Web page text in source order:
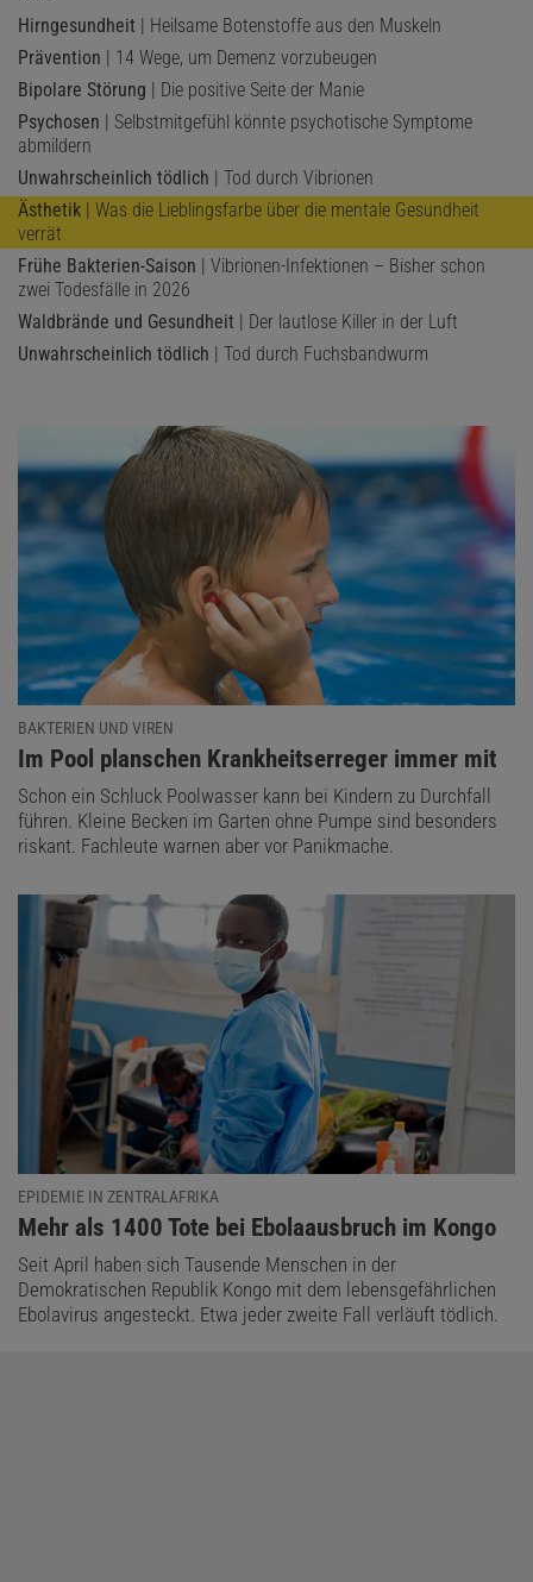
Hirngesundheit | Heilsame Botenstoffe aus den Muskeln
Prävention | 14 Wege, um Demenz vorzubeugen
Bipolare Störung | Die positive Seite der Manie
Psychosen | Selbstmitgefühl könnte psychotische Symptome
abmildern
Unwahrscheinlich tödlich | Tod durch Vibrionen
Ästhetik | Was die Lieblingsfarbe über die mentale Gesundheit
verrät
Frühe Bakterien-Saison | Vibrionen-Infektionen – Bisher schon
zwei Todesfälle in 2026
Waldbrände und Gesundheit | Der lautlose Killer in der Luft
Unwahrscheinlich tödlich | Tod durch Fuchsbandwurm
BAKTERIEN UND VIREN
:Im Pool planschen Krankheitserreger immer mit
Schon ein Schluck Poolwasser kann bei Kindern zu Durchfall
führen. Kleine Becken im Garten ohne Pumpe sind besonders
riskant. Fachleute warnen aber vor Panikmache.
EPIDEMIE IN ZENTRALAFRIKA
:
Mehr als 1400 Tote bei Ebolaausbruch im Kongo
Seit April haben sich Tausende Menschen in der
Demokratischen Republik Kongo mit dem lebensgefährlichen
Ebolavirus angesteckt. Etwa jeder zweite Fall verläuft tödlich.